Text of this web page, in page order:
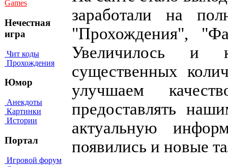
Games
Нечестная
игра
Чит коды
Прохождения
Юмор
Анекдоты
Картинки
Истории
Портал
Игровой форум
заработали на
"Прохождения",
Увеличилось и
существенных
улучшаем
предоставлять
актуальную
появились и новые